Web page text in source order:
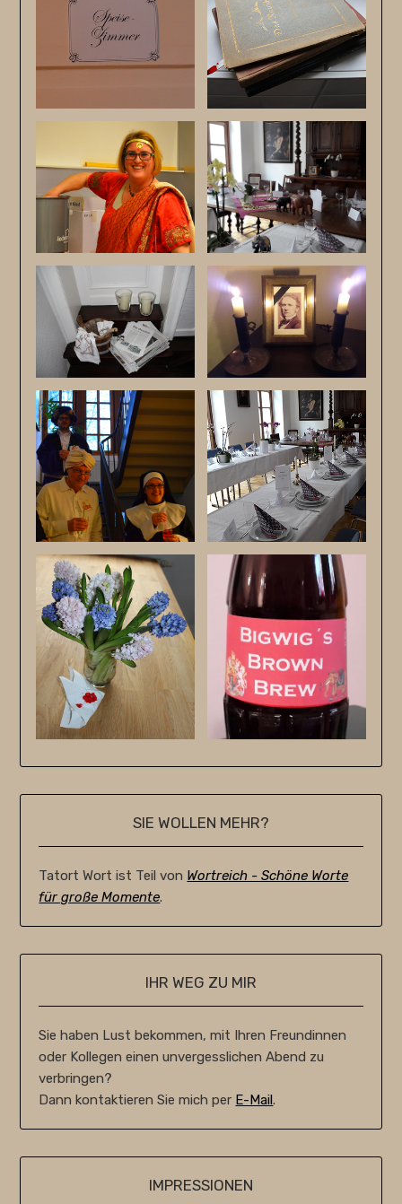
SIE WOLLEN MEHR?
Tatort Wort ist Teil von Wortreich - Schöne Worte
für große Momente.
IHR WEG ZU MIR
Sie haben Lust bekommen, mit Ihren Freundinnen
oder Kollegen einen unvergesslichen Abend zu
verbringen?
Dann kontaktieren Sie mich per E-Mail.
IMPRESSIONEN